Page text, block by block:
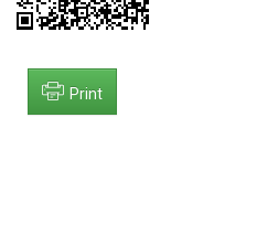
Print